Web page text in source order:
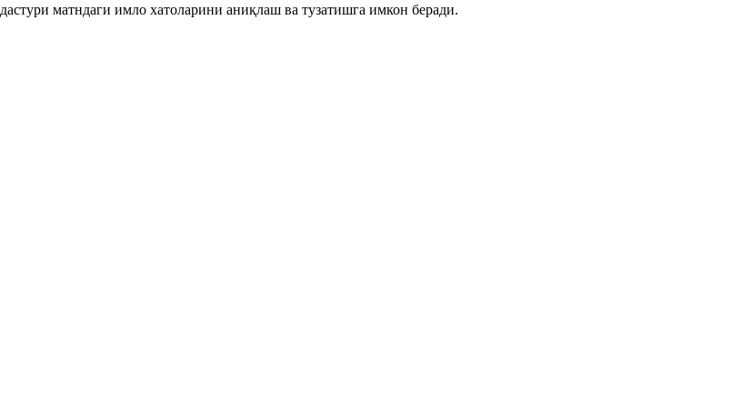
дастури матндаги имло хатоларини аниқлаш ва тузатишга имкон беради.